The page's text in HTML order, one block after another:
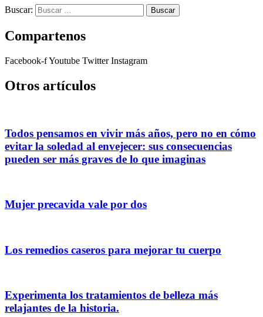
Buscar:
Compartenos
Facebook-fYoutube Twitter Instagram
Otros artículos
Todos pensamos en vivir más años, pero no en cómo
evitar la soledad al envejecer: sus consecuencias
pueden ser más graves de lo que imaginas
Mujer precavida vale por dos
Los remedios caseros para mejorar tu cuerpo
Experimenta los tratamientos de belleza más
relajantes de la historia.